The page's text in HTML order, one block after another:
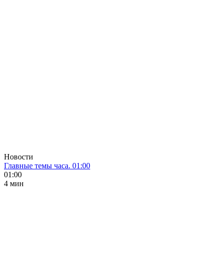
Новости
Главные темы часа. 01:00
01:00
4 мин